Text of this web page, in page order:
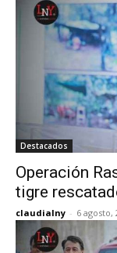
Destacados
Operación
tigre
claudialny - 6 agosto,